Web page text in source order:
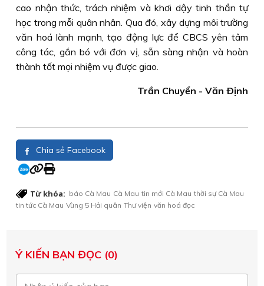
cao nhận thức, trách nhiệm và khơi dậy tinh thần tự
học trong mỗi quân nhân. Qua đó, xây dựng môi trường
văn hoá lành mạnh, tạo động lực để CBCS yên tâm
công tác, gắn bó với đơn vị, sẵn sàng nhận và hoàn
thành tốt mọi nhiệm vụ được giao.
Trần Chuyển - Văn Ðịnh
Chia sẻ Facebook
Từ khóa: báo Cà Mau Cà Mau tin mới Cà Mau thời sự Cà Mau
tin tức Cà Mau Vùng 5 Hải quân Thư viện văn hoá đọc
Ý KIẾN BẠN ĐỌC (0)